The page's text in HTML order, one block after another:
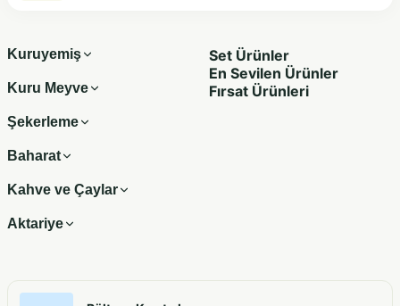
Kuruyemiş
Kuru Meyve
Şekerleme
Baharat
Kahve ve Çaylar
Aktariye
Set Ürünler
En Sevilen Ürünler
Fırsat Ürünleri